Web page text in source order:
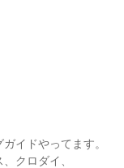
イドやってます。
クロダイ、